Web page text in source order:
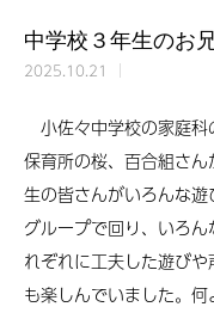
中学校３年生のお
2025.10.21
小佐々中学校の家庭科
保育所の桜、百合組さ
生の皆さんがいろんな
グループで回り、いろ
れぞれに工夫した遊び
も楽しんでいました。